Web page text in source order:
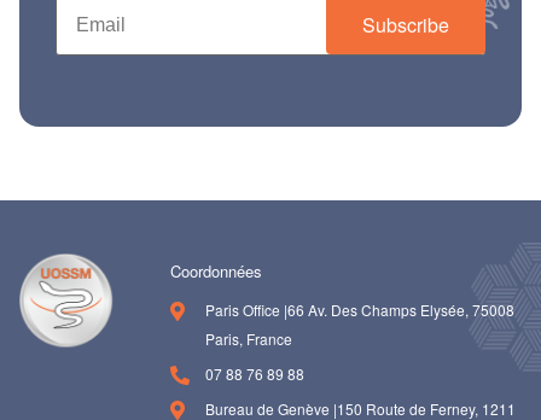
Subscribe
Coordonnées
Paris Office |66 Av. Des Champs Elysée, 75008
Paris, France
07 88 76 89 88
Bureau de Genève |150 Route de Ferney, 1211